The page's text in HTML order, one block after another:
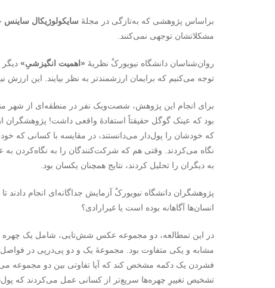
براساس پژوهشی که به‌تازگی در مجلۀ سایکولوژیکال ساینس
مشکلاتشان توجهی نمی‌کنند.
روان‌شناسان دانشگاه نیویورکْ نظریۀ «اهمیت انگیزشیِ»
توجه می‌کنیم که برایمان ارزشمندتر به نظر بیایند. این
برای انجام این پژوهش، شصت‌ویک نفر در منطقه‌ای از شهر
بود که عینک گوگل حقیقتاً استفادۀ واقعی داشت! پژوهشگران
که خودشان را پول‌دار می‌دانستند، در مقایسه با کسانی که
نگاه می‌کردند. وقتی هم که شرکت‌کنندگان را به نگاه‌کردن به
به دیگران را تحلیل کردند، نتایج همچنان یکسان بود.
پژوهشگران دانشگاه نیویورکْ آزمایش جداگانه‌ای انجام دادند
انسان‌ها آگاهانه بوده است یا غیرارادی؟
در این تمطالعه، دو مجموعه‌ عکس شش‌تایی، شامل یک
مشابه و یکی متفاوت بود. مجموعۀ یک و دو پی‌درپی در
فشردن یک دکمه مشخص کند که آیا تفاوتی بین دو مجموعه
تشخیص تغییرِ چهره‌ها سریع‌تر از کسانی عمل می‌کردند که